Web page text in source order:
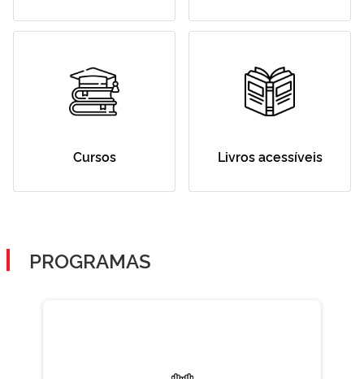
Cursos Livros acessíveis
PROGRAMAS